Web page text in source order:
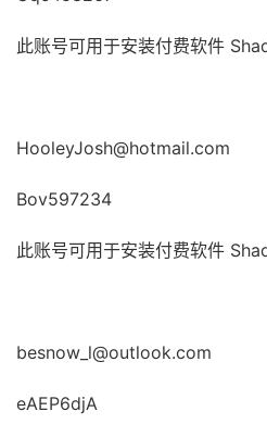
此账号可用于安装付费软件
HooleyJosh@hotmail.com
Bov597234
此账号可用于安装付费软件
besnow_l@outlook.com
eAEP6djA